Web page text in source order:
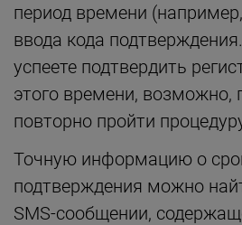
период времени
ввода кода
успеете подтвердить
этого времени, возможно,
повторно пройти
Точную информацию о
подтверждения можно
SMS-сообщении,